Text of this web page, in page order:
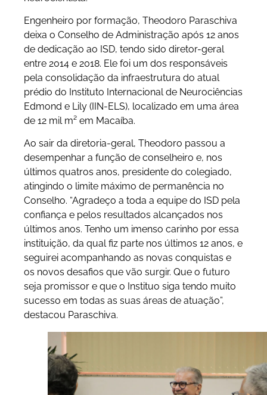
Engenheiro por formação, Theodoro Paraschiva
deixa o Conselho de Administração após 12 anos
de dedicação ao ISD, tendo sido diretor-geral
entre 2014 e 2018. Ele foi um dos responsáveis
pela consolidação da infraestrutura do atual
prédio do Instituto Internacional de Neurociências
Edmond e Lily (IIN-ELS), localizado em uma área
de 12 mil m² em Macaíba.
Ao sair da diretoria-geral, Theodoro passou a
desempenhar a função de conselheiro e, nos
últimos quatros anos, presidente do colegiado,
atingindo o limite máximo de permanência no
Conselho. “Agradeço a toda a equipe do ISD pela
confiança e pelos resultados alcançados nos
últimos anos. Tenho um imenso carinho por essa
instituição, da qual fiz parte nos últimos 12 anos, e
seguirei acompanhando as novas conquistas e
os novos desafios que vão surgir. Que o futuro
seja promissor e que o Instituo siga tendo muito
sucesso em todas as suas áreas de atuação”,
destacou Paraschiva.